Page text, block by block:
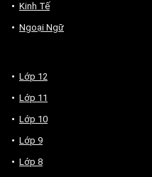
Kinh Tế
Ngoại Ngữ
Lớp 12
Lớp 11
Lớp 10
Lớp 9
Lớp 8